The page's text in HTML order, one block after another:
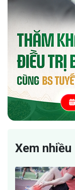
Xem nhiều